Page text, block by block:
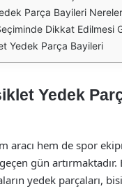
Parça Bayileri
Dikkat Edilmesi
Yedek Parça Bayileri
Yedek
aracı hem de spor
gün artırmaktadır.
yedek parçaları,